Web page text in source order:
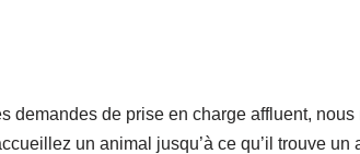
demandes de prise en charge affluent,
un animal jusqu’à ce qu’il trouve un